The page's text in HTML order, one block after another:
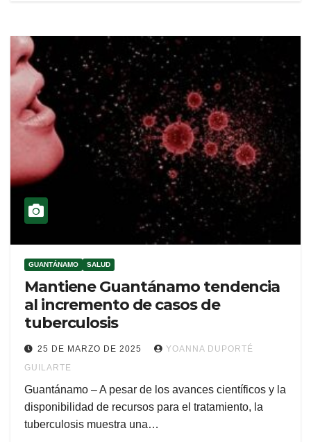
GUANTÁNAMO SALUD
Mantiene Guantánamo tendencia
al incremento de casos de
tuberculosis
25 DE MARZO DE 2025
YOANNA DUPORTÉ
GUILARTE
Guantánamo – A pesar de los avances científicos y la
disponibilidad de recursos para el tratamiento, la
tuberculosis muestra una…